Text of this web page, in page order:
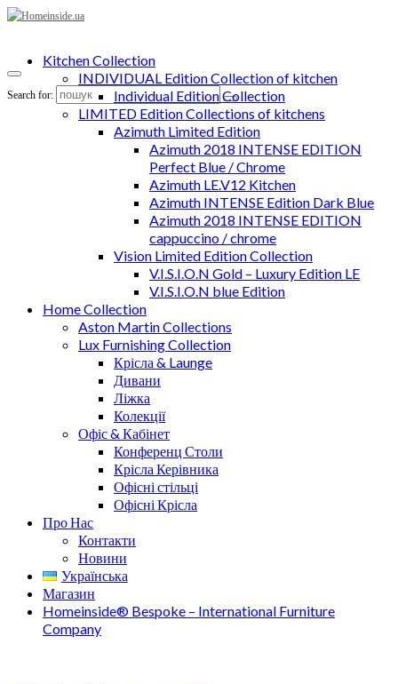
Search for:
Kitchen Collection
INDIVIDUAL Edition Collection of kitchen
Individual Edition Collection
LIMITED Edition Collections of kitchens
Azimuth Limited Edition
Azimuth 2018 INTENSE EDITION
Perfect Blue / Chrome
Azimuth LE.V12 Kitchen
Azimuth INTENSE Edition Dark Blue
Azimuth 2018 INTENSE EDITION
cappuccino / chrome
Vision Limited Edition Collection
V.I.S.I.O.N Gold – Luxury Edition LE
V.I.S.I.O.N blue Edition
Home Collection
Aston Martin Collections
Lux Furnishing Collection
Крісла & Launge
Дивани
Ліжка
Колекції
Офіс & Кабінет
Конференц Столи
Крісла Керівника
Офісні стільці
Офісні Крісла
Про Нас
Контакти
Новини
Українська
Магазин
Homeinside® Bespoke – International Furniture
Company